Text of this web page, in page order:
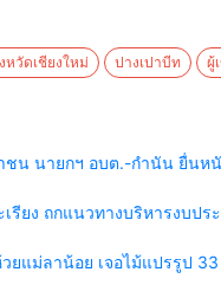
หวัดเชียงใหม่ ปางเปาบีท ผู้
ชน นายกฯ อบต.-กำนัน ยื่น
รียง ถกแนวทางบริหารงบป
ยแม่ลาน้อย เจอไม้แปรรูป